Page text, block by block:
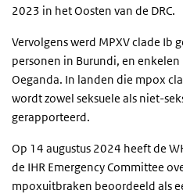
2023 in het Oosten van de DRC.
Vervolgens werd MPXV clade Ib
personen in Burundi, en enkelen
Oeganda. In landen die mpox
wordt zowel seksuele als niet-
gerapporteerd.
Op 14 augustus 2024 heeft de
de IHR Emergency Committee
mpoxuitbraken beoordeeld als